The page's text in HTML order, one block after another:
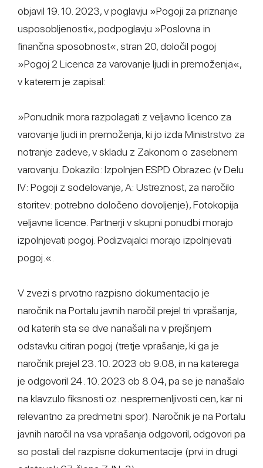
objavil 19. 10. 2023, v poglavju »Pogoji za priznanje
usposobljenosti«, podpoglavju »Poslovna in
finančna sposobnost«, stran 20, določil pogoj
»Pogoj 2 Licenca za varovanje ljudi in premoženja«,
v katerem je zapisal:
»Ponudnik mora razpolagati z veljavno licenco za
varovanje ljudi in premoženja, ki jo izda Ministrstvo za
notranje zadeve, v skladu z Zakonom o zasebnem
varovanju. Dokazilo: Izpolnjen ESPD Obrazec (v Delu
IV: Pogoji z sodelovanje, A: Ustreznost, za naročilo
storitev: potrebno določeno dovoljenje), Fotokopija
veljavne licence. Partnerji v skupni ponudbi morajo
izpolnjevati pogoj. Podizvajalci morajo izpolnjevati
pogoj.«.
V zvezi s prvotno razpisno dokumentacijo je
naročnik na Portalu javnih naročil prejel tri vprašanja,
od katerih sta se dve nanašali na v prejšnjem
odstavku citiran pogoj (tretje vprašanje, ki ga je
naročnik prejel 23. 10. 2023 ob 9.08, in na katerega
je odgovoril 24. 10. 2023 ob 8.04, pa se je nanašalo
na klavzulo fiksnosti oz. nespremenljivosti cen, kar ni
relevantno za predmetni spor). Naročnik je na Portalu
javnih naročil na vsa vprašanja odgovoril, odgovori pa
so postali del razpisne dokumentacije (prvi in drugi